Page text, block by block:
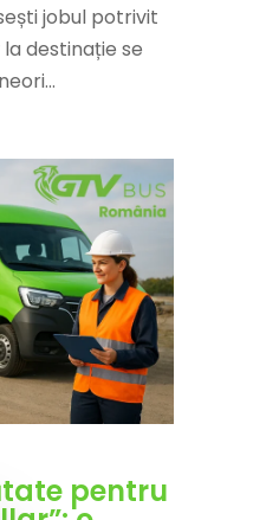
jobul potrivit
destinație se
pentru